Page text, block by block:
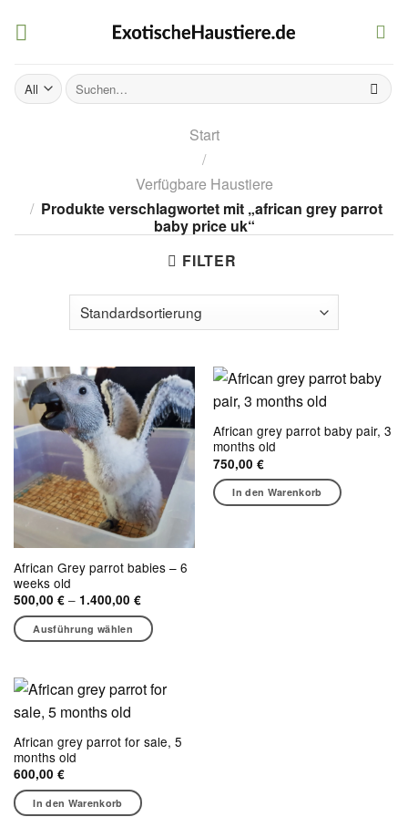
Suchen
nach:
Start
/
Verfügbare Haustiere
/ Produkte verschlagwortet mit „african grey parrot
baby price uk“
FILTER
African Grey parrot babies – 6
weeks old
500,00 € – 1.400,00 €Preisspanne:
500,00 €
bis
1.400,00 €
Ausführung wählen
weist
mehrere
Varianten
auf.
Die
Optionen
können
African grey parrot baby pair, 3
months old
750,00 €
In den Warenkorb
African grey parrot for sale, 5
months old
600,00 €
In den Warenkorb